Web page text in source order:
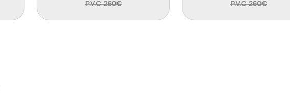
P.V.C 260€ P.V.C 260€